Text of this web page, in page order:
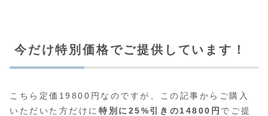
今だけ特別価格でご提供しています！
こちら定価19800円なのですが、この記事からご購入
いただいた方だけに特別に25%引きの14800円 でご提